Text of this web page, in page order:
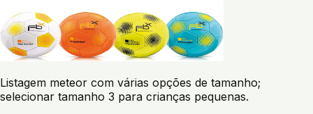
Listagem meteor com várias opções de tamanho;
selecionar tamanho 3 para crianças pequenas.